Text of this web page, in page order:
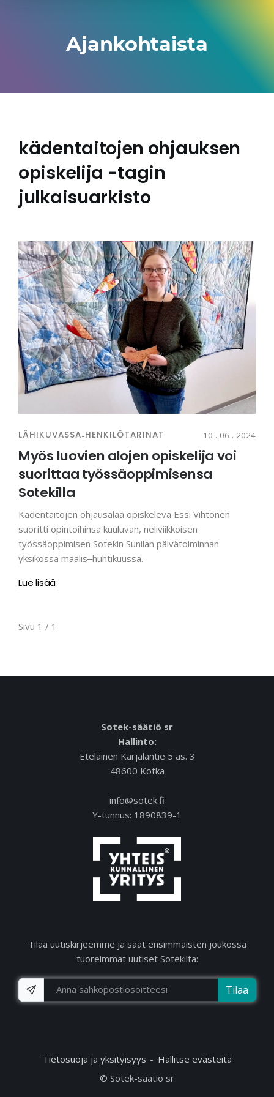
Ajankohtaista
kädentaitojen ohjauksen
opiskelija -tagin
julkaisuarkisto
LÄHIKUVASSA-HENKILÖTARINAT 10 . 06 . 2024
Myös luovien alojen opiskelija voi
suorittaa työssäoppimisensa
Sotekilla
Kädentaitojen ohjausalaa opiskeleva Essi Vihtonen
suoritti opintoihinsa kuuluvan, neliviikkoisen
työssäoppimisen Sotekin Sunilan päivätoiminnan
yksikössä maalis‒huhtikuussa.
Lue lisää
Sivu 1 / 1
Sotek-säätiö sr
Hallinto:
Eteläinen Karjalantie 5 as. 3
48600 Kotka
info@sotek.fi
Y-tunnus: 1890839-1
Tilaa uutiskirjeemme ja saat ensimmäisten joukossa
tuoreimmat uutiset Sotekilta:
Tilaa
Tietosuoja ja yksityisyys
Hallitse evästeitä
© Sotek-säätiö sr